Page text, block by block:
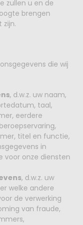
zullen u en de
brengen
zijn.
die wij
, d.w.z. uw naam,
taal,
eerdere
titel en functie,
in
voor onze diensten
, d.w.z. uw
welke andere
de verwerking
van fraude,